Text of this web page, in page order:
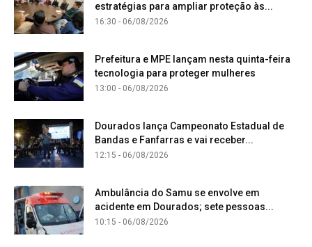
estratégias para ampliar proteção às...
16:30 - 06/08/2026
Prefeitura e MPE lançam nesta quinta-feira
tecnologia para proteger mulheres
13:00 - 06/08/2026
Dourados lança Campeonato Estadual de
Bandas e Fanfarras e vai receber...
12:15 - 06/08/2026
Ambulância do Samu se envolve em
acidente em Dourados; sete pessoas...
10:15 - 06/08/2026